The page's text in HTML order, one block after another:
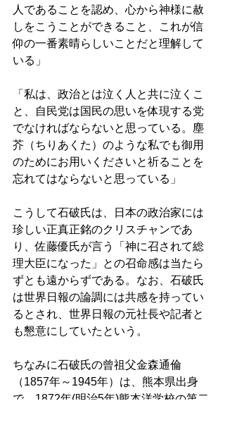
人であることを認め、心から神様に赦
しをこうことができること、これが信
仰の一番素晴らしいことだと理解して
いる」
「私は、政治とは泣く人と共に泣くこ
と、自民党は国民の思いを体現する党
でなければならないと思っている。塵
芥（ちりあくた）のような私でも御用
のためにお用いくださいと祈ることを
忘れてはならないと思っている」
こうして石破氏は、日本の政治家には
珍しい正真正銘のクリスチャンであ
り、佐藤優氏が言う「神に召されて総
理大臣になった」との召命感は当たら
ずとも遠からずである。なお、石破氏
は世界日報の論調には共感を持ってい
るとされ、世界日報の元社長や記者と
も懇意にしていたという。
ちなみに石破氏の曾祖父金森通倫
（1857年～1945年）は、熊本県出身
で、1872年(明治5年)熊本洋学校の第二